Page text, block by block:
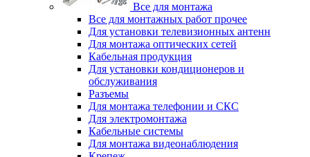
Все для монтажа
Все для монтажных работ прочее
Для установки телевизионных антенн
Для монтажа оптических сетей
Кабельная продукция
Для установки кондиционеров и
обслуживания
Разъемы
Для монтажа телефонии и СКС
Для электромонтажа
Кабельные системы
Для монтажа видеонаблюдения